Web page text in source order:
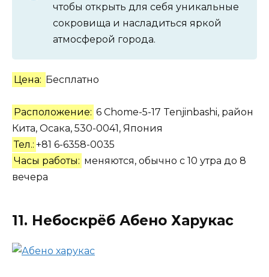
чтобы открыть для себя уникальные
сокровища и насладиться яркой
атмосферой города.
Цена: Бесплатно
Расположение: 6 Chome-5-17 Tenjinbashi, район
Кита, Осака, 530-0041, Япония
Тел.: +81 6-6358-0035
Часы работы: меняются, обычно с 10 утра до 8
вечера
11. Небоскрёб Абено Харукас